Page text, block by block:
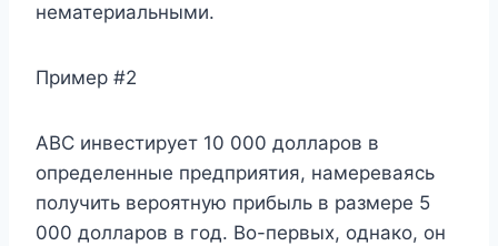
нематериальными.
Пример #2
ABC инвестирует 10 000 долларов в
определенные предприятия, намереваясь
получить вероятную прибыль в размере 5
000 долларов в год. Во-первых, однако, он